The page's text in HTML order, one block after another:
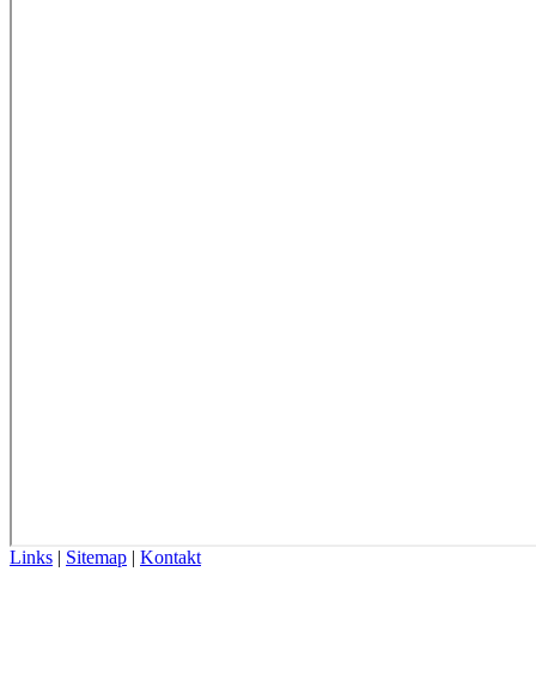
Links | Sitemap | Kontakt